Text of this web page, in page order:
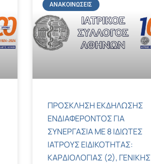
ΑΝΑΚΟΙΝΏΣΕΙΣ
ΠΡΟΣΚΛΗΣΗ ΕΚΔΗΛΩΣΗΣ
ΕΝΔΙΑΦΕΡΟΝΤΟΣ ΓΙΑ
ΣΥΝΕΡΓΑΣΙΑ ΜΕ 8 ΙΔΙΩΤΕΣ
ΙΑΤΡΟΥΣ ΕΙΔΙΚΟΤΗΤΑΣ:
ΚΑΡΔΙΟΛΟΓΙΑΣ (2), ΓΕΝΙΚΗΣ